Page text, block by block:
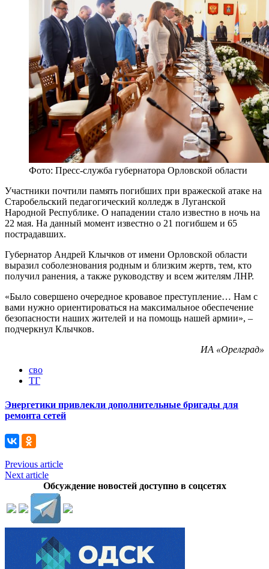
Фото: Пресс-служба губернатора Орловской области
Участники почтили память погибших при вражеской атаке на
Старобельский педагогический колледж в Луганской
Народной Республике. О нападении стало известно в ночь на
22 мая. На данный момент известно о 21 погибшем и 65
пострадавших.
Губернатор Андрей Клычков от имени Орловской области
выразил соболезнования родным и близким жертв, тем, кто
получил ранения, а также руководству и всем жителям ЛНР.
«Было совершено очередное кровавое преступление… Нам с
вами нужно ориентироваться на максимальное обеспечение
безопасности наших жителей и на помощь нашей армии», –
подчеркнул Клычков.
ИА «Орелград»
сво
ТГ
Энергетики привлекли дополнительные бригады для
ремонта сетей
Previous article
Next article
Обсуждение новостей доступно в соцсетях